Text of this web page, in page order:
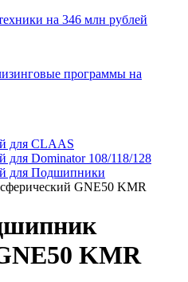
на 346 млн рублей
программы на
для CLAAS
для Dominator 108/118/128
для Подшипники
GNE50 KMR
KMR